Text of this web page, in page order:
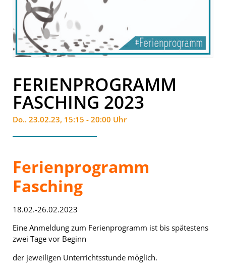
FERIENPROGRAMM
FASCHING 2023
Do.. 23.02.23, 15:15 - 20:00 Uhr
Ferienprogramm
Fasching
18.02.-26.02.2023
Eine Anmeldung zum Ferienprogramm ist bis spätestens
zwei Tage vor Beginn
der jeweiligen Unterrichtsstunde möglich.